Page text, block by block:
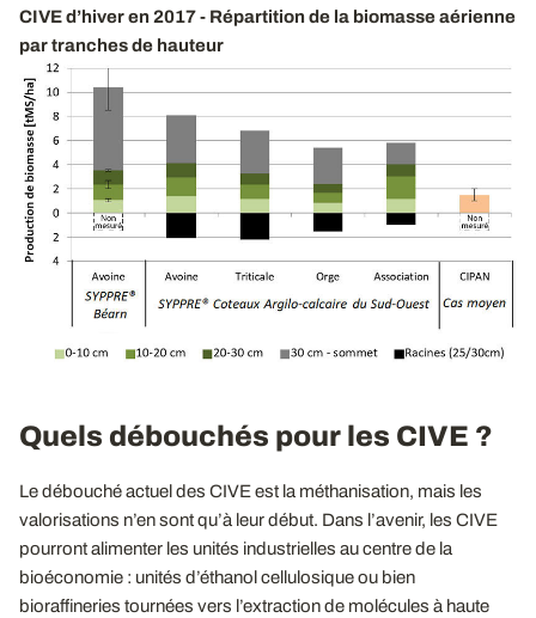
CIVE d’hiver en 2017 - Répartition de la biomasse aérienne
par tranches de hauteur
Quels débouchés pour les CIVE ?
Le débouché actuel des CIVE est la méthanisation, mais les
valorisations n’en sont qu’à leur début. Dans l’avenir, les CIVE
pourront alimenter les unités industrielles au centre de la
bioéconomie : unités d’éthanol cellulosique ou bien
bioraffineries tournées vers l’extraction de molécules à haute